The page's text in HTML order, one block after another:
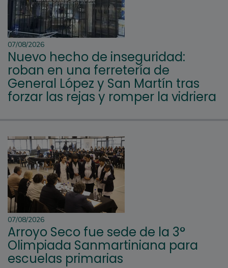
07/08/2026
Nuevo hecho de inseguridad:
roban en una ferretería de
General López y San Martín tras
forzar las rejas y romper la vidriera
07/08/2026
Arroyo Seco fue sede de la 3°
Olimpiada Sanmartiniana para
escuelas primarias